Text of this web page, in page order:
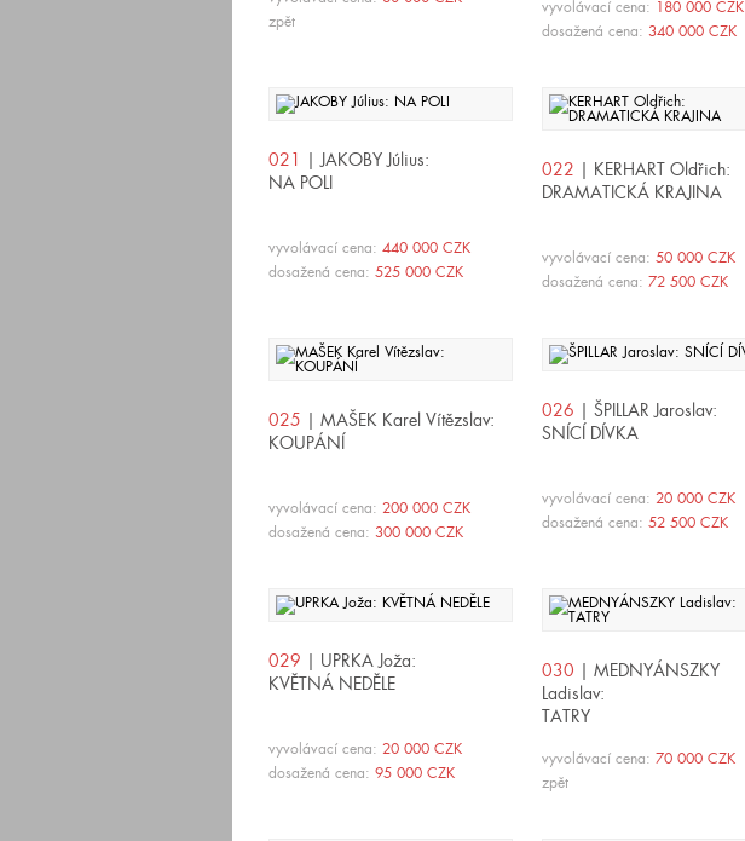
zpět
vyvolávací cena: 180 000 CZK
dosažená cena: 340 000 CZK
021 | JAKOBY Július:
NA POLI
vyvolávací cena: 440 000 CZK
dosažená cena: 525 000 CZK
022 | KERHART Oldřich:
DRAMATICKÁ KRAJINA
vyvolávací cena: 50 000 CZK
dosažená cena: 72 500 CZK
025 | MAŠEK Karel Vítězslav:
KOUPÁNÍ
vyvolávací cena: 200 000 CZK
dosažená cena: 300 000 CZK
026 | ŠPILLAR Jaroslav:
SNÍCÍ DÍVKA
vyvolávací cena: 20 000 CZK
dosažená cena: 52 500 CZK
029 | UPRKA Joža:
KVĚTNÁ NEDĚLE
vyvolávací cena: 20 000 CZK
dosažená cena: 95 000 CZK
030 | MEDNYÁNSZKY
Ladislav:
TATRY
vyvolávací cena: 70 000 CZK
zpět